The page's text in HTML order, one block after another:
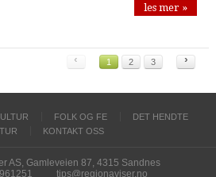
les mer »
‹ 1 2 3 ›
FOLK OG FE
DET HENDTE
KONTAKT OSS
AS, Gamleveien 87, 4315 Sandnes
tips@regionaviser.no